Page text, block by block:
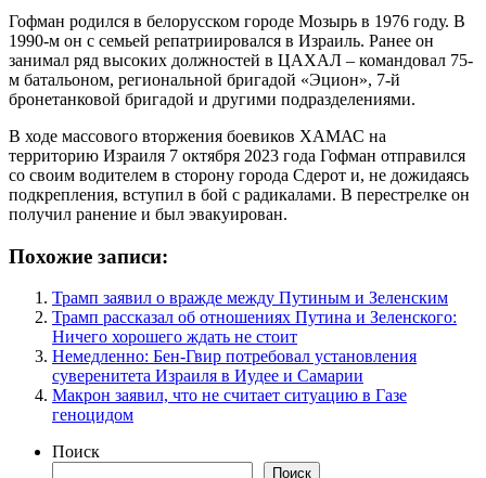
Гофман родился в белорусском городе Мозырь в 1976 году. В
1990-м он с семьей репатриировался в Израиль. Ранее он
занимал ряд высоких должностей в ЦАХАЛ – командовал 75-
м батальоном, региональной бригадой «Эцион», 7-й
бронетанковой бригадой и другими подразделениями.
В ходе массового вторжения боевиков ХАМАС на
территорию Израиля 7 октября 2023 года Гофман отправился
со своим водителем в сторону города Сдерот и, не дожидаясь
подкрепления, вступил в бой с радикалами. В перестрелке он
получил ранение и был эвакуирован.
Похожие записи:
Трамп заявил о вражде между Путиным и Зеленским
Трамп рассказал об отношениях Путина и Зеленского:
Ничего хорошего ждать не стоит
Немедленно: Бен-Гвир потребовал установления
суверенитета Израиля в Иудее и Самарии
Макрон заявил, что не считает ситуацию в Газе
геноцидом
Поиск
Поиск